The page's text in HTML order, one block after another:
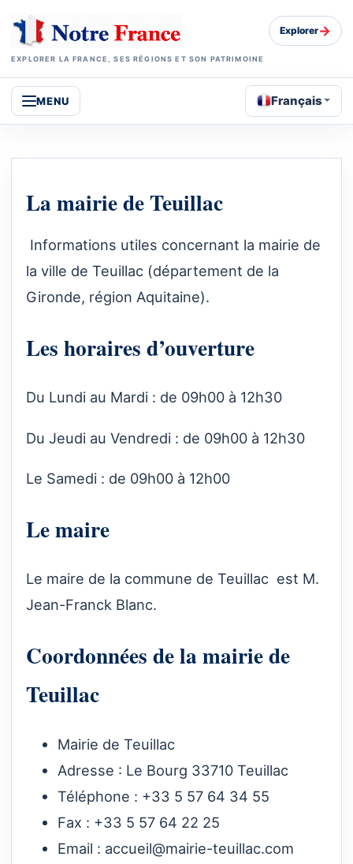
EXPLORER LA FRANCE, SES RÉGIONS ET SON PATRIMOINE
Explorer→
MENU Français
La mairie de Teuillac
Informations utiles concernant la mairie de
la ville de Teuillac (département de la
Gironde, région Aquitaine).
Les horaires d’ouverture
Du Lundi au Mardi : de 09h00 à 12h30
Du Jeudi au Vendredi : de 09h00 à 12h30
Le Samedi : de 09h00 à 12h00
Le maire
Le maire de la commune de Teuillac est M.
Jean-Franck Blanc.
Coordonnées de la mairie de
Teuillac
Mairie de Teuillac
Adresse : Le Bourg 33710 Teuillac
Téléphone : +33 5 57 64 34 55
Fax : +33 5 57 64 22 25
Email : accueil@mairie-teuillac.com